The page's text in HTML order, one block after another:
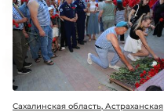
Сахалинская область, Астраханская